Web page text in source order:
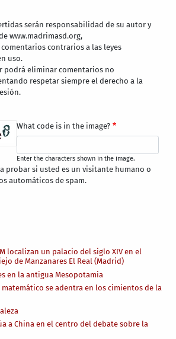
localizan un palacio del siglo XIV en el
de Manzanares El Real (Madrid)
en la antigua Mesopotamia
se adentra en los cimientos de la
a China en el centro del debate sobre la
serán responsabilidad de su autor y
www.madrimasd.org,
contrarios a las leyes
uso.
podrá eliminar comentarios no
respetar siempre el derecho a la
What code is in the image?
Enter the characters shown in the image.
probar si usted es un visitante humano o
automáticos de spam.